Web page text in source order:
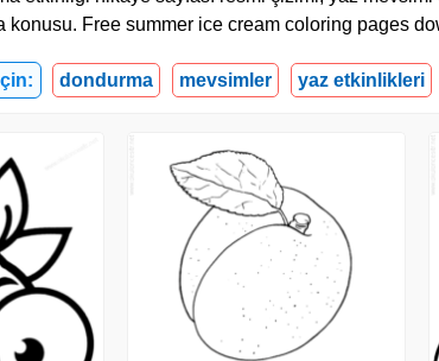
konusu. Free summer ice cream coloring pages
dondurma mevsimler yaz etkinlikleri